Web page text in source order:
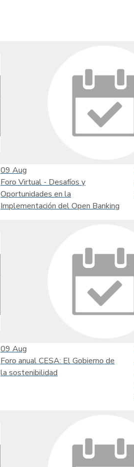
09 Aug
Foro Virtual - Desafíos y
Oportunidades en la
Implementación del Open Banking
09 Aug
Foro anual CESA: El Gobierno de
la sostenibilidad